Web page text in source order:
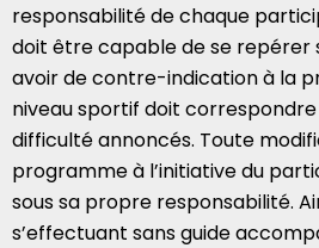
responsabilité de chaque
doit être capable de se repérer
avoir de contre-indication à la
niveau sportif doit
difficulté annoncés. Toute
programme à l’initiative du
sous sa propre responsabilité.
s’effectuant sans guide